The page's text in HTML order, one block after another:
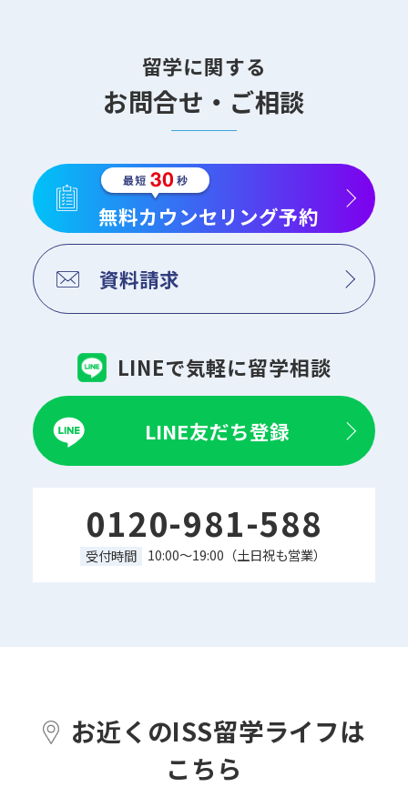
留学に関する
お問合せ・ご相談
無料カウンセリング予約
資料請求
LINEで気軽に留学相談
LINE友だち登録
0120-981-588
受付時間 10:00～19:00（土日祝も営業）
お近くのISS留学ライフは
こちら